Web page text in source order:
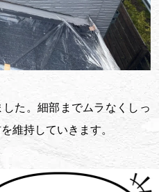
た。細部までムラなくしっ
維持していきます。